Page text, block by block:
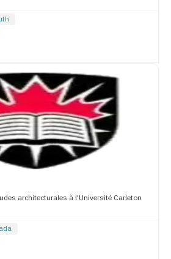
architecturales à l'Université Carleton